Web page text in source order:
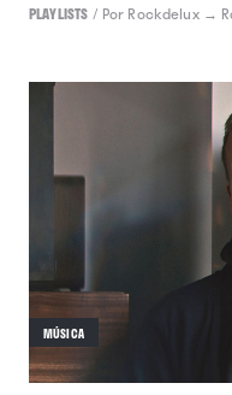
PLAYLISTS / Por Rockdelux →
MÚSICA